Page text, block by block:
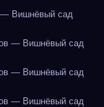
— Вишнёвый сад
— Вишнёвый сад
— Вишнёвый сад
— Вишнёвый сад